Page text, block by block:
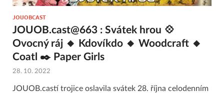
JOUOBCAST
JOUOB.cast@663 : Svátek hrou 💠
Ovocný ráj 🔸 Kdovíkdo 🔸 Woodcraft 🔸
Coatl ✒️ Paper Girls
28. 10. 2022
JOUOB.castí trojice oslavila svátek 28. října celodenním